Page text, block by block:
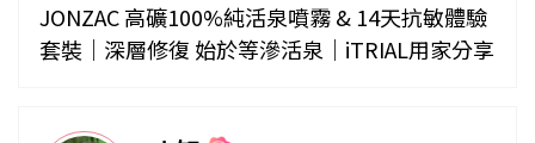
JONZAC 高礦100%純活泉噴霧 & 14天抗敏體驗
套裝｜深層修復 始於等滲活泉｜iTRIAL用家分享